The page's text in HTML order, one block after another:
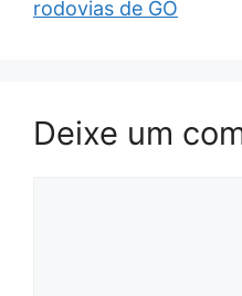
rodovias de GO
Deixe um